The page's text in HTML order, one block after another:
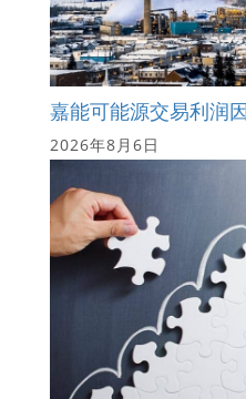
嘉能可能源交易利润
2026年8月6日